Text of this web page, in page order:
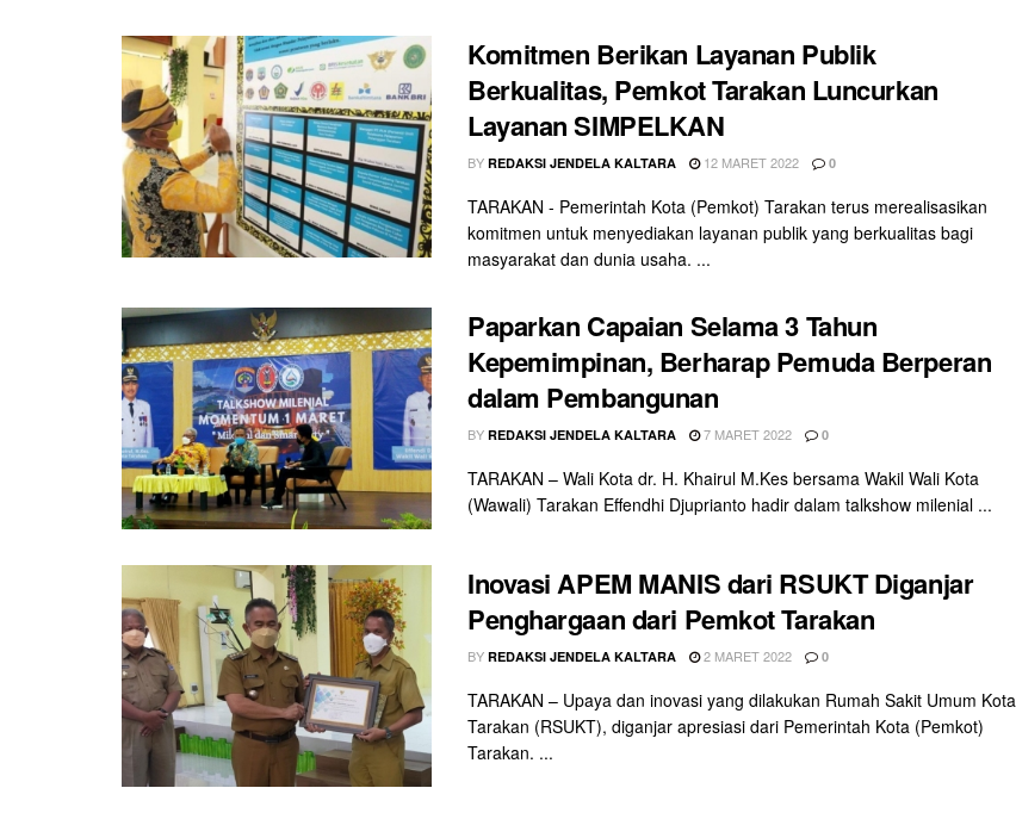
Komitmen Berikan Layanan Publik
Berkualitas, Pemkot Tarakan Luncurkan
Layanan SIMPELKAN
BY REDAKSI JENDELA KALTARA 12 MARET 2022 0
TARAKAN - Pemerintah Kota (Pemkot) Tarakan terus merealisasikan
komitmen untuk menyediakan layanan publik yang berkualitas bagi
masyarakat dan dunia usaha. ...
Paparkan Capaian Selama 3 Tahun
Kepemimpinan, Berharap Pemuda Berperan
dalam Pembangunan
BY REDAKSI JENDELA KALTARA 7 MARET 2022 0
TARAKAN – Wali Kota dr. H. Khairul M.Kes bersama Wakil Wali Kota
(Wawali) Tarakan Effendhi Djuprianto hadir dalam talkshow milenial ...
Inovasi APEM MANIS dari RSUKT Diganjar
Penghargaan dari Pemkot Tarakan
BY REDAKSI JENDELA KALTARA 2 MARET 2022 0
TARAKAN – Upaya dan inovasi yang dilakukan Rumah Sakit Umum Kota
Tarakan (RSUKT), diganjar apresiasi dari Pemerintah Kota (Pemkot)
Tarakan. ...